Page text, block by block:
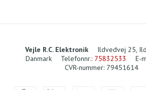
Vejle R.C. Elektronik Ildvedvej 25,
Danmark
Telefonnr.: 75832533 E-
CVR-nummer: 79451614